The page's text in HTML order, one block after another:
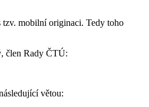
tzv. mobilní originaci. Tedy toho
člen Rady ČTÚ:
větou: